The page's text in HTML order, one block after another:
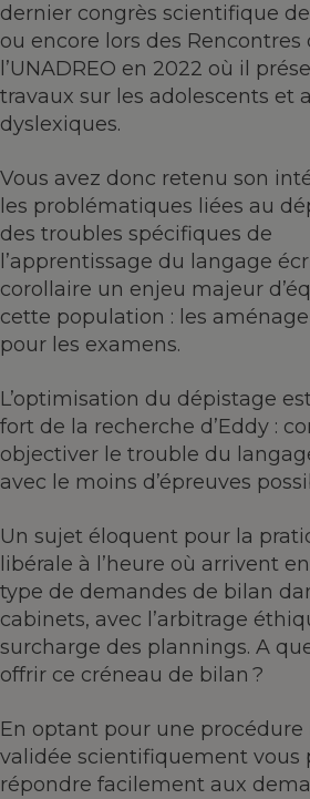
dernier congrès scientifique de
ou encore lors des Rencontres
l’UNADREO en 2022 où il
travaux sur les adolescents et
dyslexiques.
Vous avez donc retenu son
les problématiques liées au
des troubles spécifiques de
l’apprentissage du langage
corollaire un enjeu majeur
cette population : les
pour les examens.
L’optimisation du dépistage
fort de la recherche d’Eddy :
objectiver le trouble du
avec le moins d’épreuves
Un sujet éloquent pour la
libérale à l’heure où arrivent
type de demandes de bilan
cabinets, avec l’arbitrage
surcharge des plannings. A
offrir ce créneau de bilan ?
En optant pour une procédure
validée scientifiquement vous
répondre facilement aux